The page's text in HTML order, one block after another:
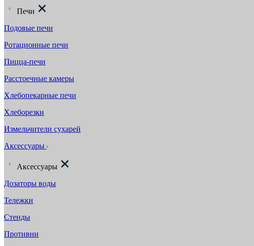
Печи
Подовые печи
Ротационные печи
Пицца-печи
Расстоечные камеры
Хлебопекарные печи
Хлеборезки
Измельчители сухарей
Аксессуары
Аксессуары
Дозаторы воды
Тележки
Стенды
Противни